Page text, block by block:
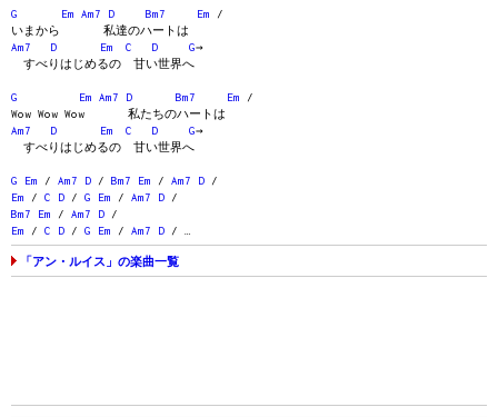
G Em Am7 D Bm7 Em /
いまから 私達のハートは
Am7
D Em C D G→
すべりはじめるの 甘い世界へ
G Em Am7 D Bm7 Em /
Wow Wow Wow 私たちのハートは
Am7
D Em C D G→
すべりはじめるの 甘い世界へ
G Em / Am7 D / Bm7 Em / Am7 D /
Em / C D / G Em / Am7 D /
Bm7
Em / Am7 D /
Em / C D / G Em / Am7 D / …
「アン・ルイス」の楽曲一覧